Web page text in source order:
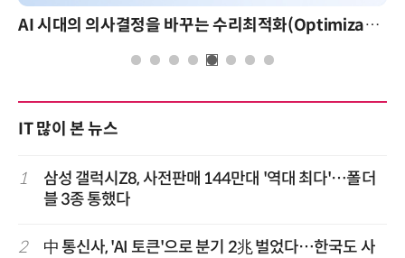
AI 시대의 의사결정을 바꾸는 수리최적화(Optimization): 실제 산업 적용 사례와 활용 전략 AI 핀옵스 실전 세미나: 폭증하는 AI 토큰 비용 관
IT 많이 본 뉴스
1
삼성 갤럭시Z8, 사전판매 144만대 '역대 최다'…폴더
블 3종 통했다
2
中 통신사, 'AI 토큰'으로 분기 2兆 벌었다…한국도 사